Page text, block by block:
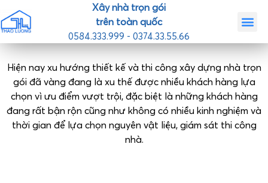
Xây nhà trọn gói
trên toàn quốc
0584.333.999 - 0374.33.55.66
Hiện nay xu hướng thiết kế và thi công xây dựng nhà trọn
gói đã vàng đang là xu thế được nhiều khách hàng lựa
chọn vì ưu điểm vượt trội, đặc biệt là những khách hàng
đang rất bận rộn cũng như không có nhiều kinh nghiệm và
thời gian để lựa chọn nguyên vật liệu, giám sát thi công
nhà.